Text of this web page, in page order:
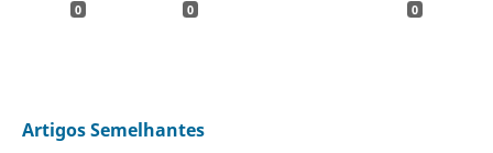
0 0 0
Artigos Semelhantes